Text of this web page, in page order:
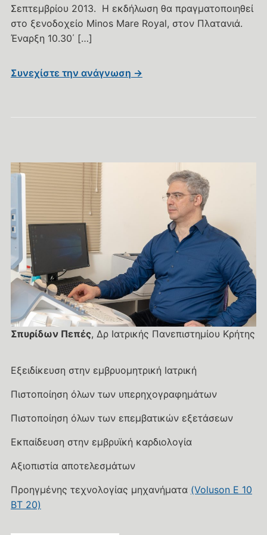
Σπυρίδων Πεπές, Δρ Ιατρικής Πανεπιστημίου Κρήτης
Εξειδίκευση στην εμβρυομητρική Ιατρική
Πιστοποίηση όλων των υπερηχογραφημάτων
Πιστοποίηση όλων των επεμβατικών εξετάσεων
Εκπαίδευση στην εμβρυϊκή καρδιολογία
Αξιοπιστία αποτελεσμάτων
Προηγμένης τεχνολογίας μηχανήματα (Voluson E 10
BT 20)
Σεπτεμβρίου 2013. Η εκδήλωση θα πραγματοποιηθεί
στο ξενοδοχείο Minos Mare Royal, στον Πλατανιά.
Έναρξη 10.30΄ […]
Συνεχίστε την ανάγνωση →